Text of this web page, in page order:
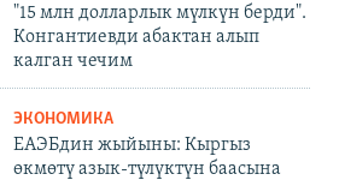
"15 млн долларлык мүлкүн берди".
Конгантиевди абактан алып
калган чечим
ЭКОНОМИКА
ЕАЭБдин жыйыны: Кыргыз
өкмөтү азык-түлүктүн баасына